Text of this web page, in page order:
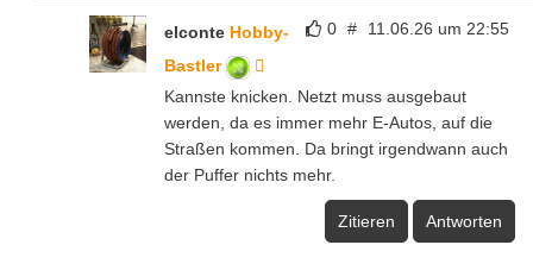
0 # 11.06.26 um 22:55
elconte Hobby-
Bastler
Kannste knicken. Netzt muss ausgebaut
werden, da es immer mehr E-Autos, auf die
Straßen kommen. Da bringt irgendwann auch
der Puffer nichts mehr.
Zitieren Antworten